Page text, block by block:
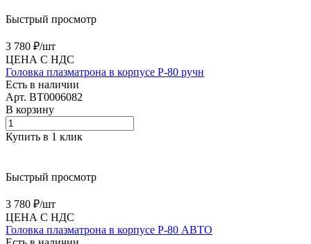
Быстрый просмотр
3 780 ₽/шт
ЦЕНА С НДС
Головка плазматрона в корпусе P-80 ручн
Есть в наличии
Арт. BT0006082
В корзину
Купить в 1 клик
Быстрый просмотр
3 780 ₽/шт
ЦЕНА С НДС
Головка плазматрона в корпусе P-80 АВТО